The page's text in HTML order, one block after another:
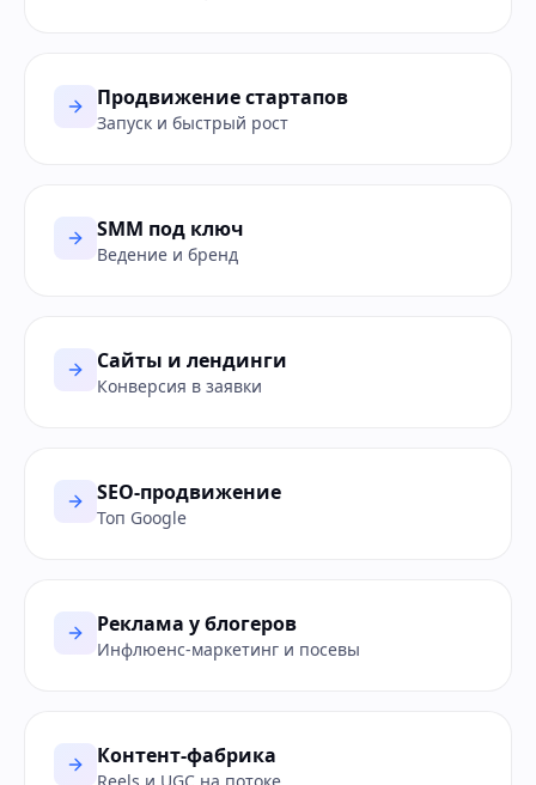
Продвижение стартапов
Запуск и быстрый рост
SMM под ключ
Ведение и бренд
Сайты и лендинги
Конверсия в заявки
SEO-продвижение
Топ Google
Реклама у блогеров
Инфлюенс-маркетинг и посевы
Контент-фабрика